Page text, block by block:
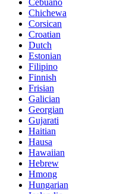
Chichewa
Corsican
Croatian
Dutch
Estonian
Filipino
Finnish
Frisian
Galician
Georgian
Gujarati
Haitian
Hausa
Hawaiian
Hebrew
Hmong
Hungarian